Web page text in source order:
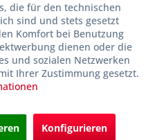
die für den technischen
sind und stets gesetzt
Komfort bei Benutzung
dienen oder die
und sozialen Netzwerken
Ihrer Zustimmung gesetzt.
Konfigurieren